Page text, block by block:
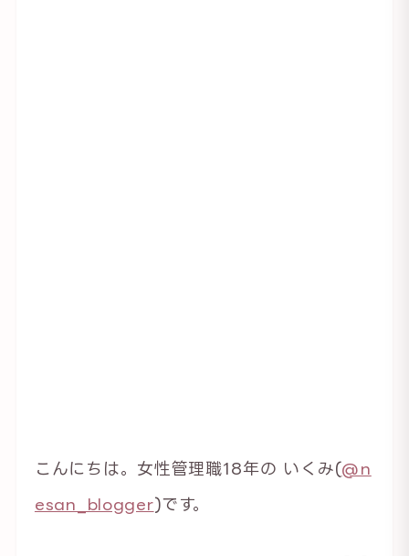
こんにちは。女性管理職18年の いくみ(@n
esan_blogger)です。